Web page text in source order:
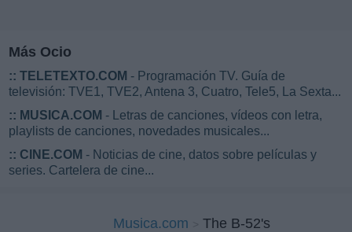
Más Ocio
:: TELETEXTO.COM - Programación TV. Guía de
televisión: TVE1, TVE2, Antena 3, Cuatro, Tele5, La Sexta...
:: MUSICA.COM - Letras de canciones, vídeos con letra,
playlists de canciones, novedades musicales...
:: CINE.COM - Noticias de cine, datos sobre películas y
series. Cartelera de cine...
Musica.com The B-52's